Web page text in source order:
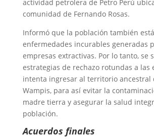
actividad petrolera de Petro Perú
comunidad de Fernando Rosas.
Informó que la población también
enfermedades incurables generadas
empresas extractivas. Por lo tanto, se
estrategias de rechazo rotundas a las
intenta ingresar al territorio ancestral
Wampis, para así evitar la
madre tierra y asegurar la salud
población.
Acuerdos finales